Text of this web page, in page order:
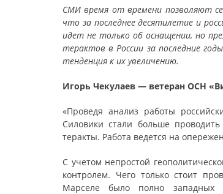
СМИ время от времени позволяют
что за последнее десятилетие и
идет не только об оснащении, но
терактов в России за последние
тенденция к их увеличению.
Игорь Чекулаев — ветеран ОСН
«Проведя анализ работы
Силовики стали больше
теракты. Работа ведется на
С учетом непростой
контролем. Чего только стоит
Марселе было полно западных